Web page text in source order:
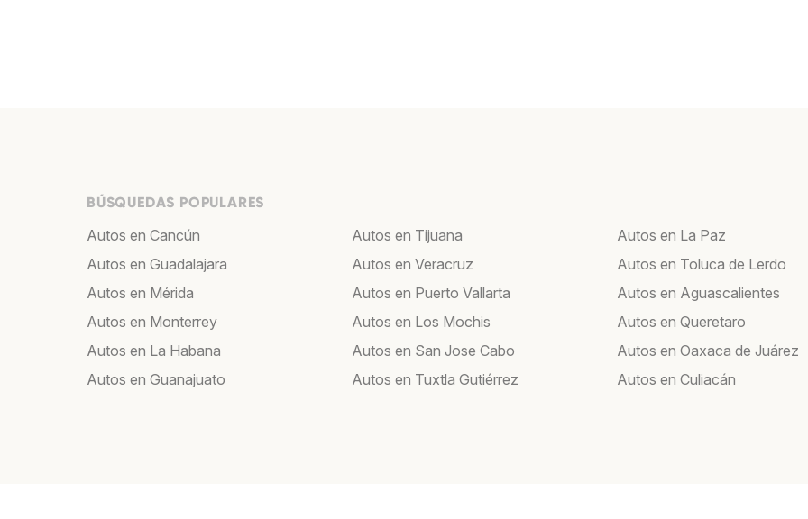
BÚSQUEDAS POPULARES
Autos en Cancún
Autos en Guadalajara
Autos en Mérida
Autos en Monterrey
Autos en La Habana
Autos en Guanajuato
Autos en Tijuana
Autos en Veracruz
Autos en Puerto Vallarta
Autos en Los Mochis
Autos en San Jose Cabo
Autos en Tuxtla Gutiérrez
Autos en La Paz
Autos en Toluca de Lerdo
Autos en Aguascalientes
Autos en Queretaro
Autos en Oaxaca de Juárez
Autos en Culiacán